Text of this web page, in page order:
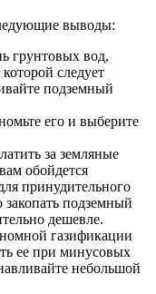
выводы:
грунтовых вод,
следует
подземный
его и выберите
за земляные
обойдется
принудительного
закопать подземный
дешевле.
газификации
ее при минусовых
небольшой